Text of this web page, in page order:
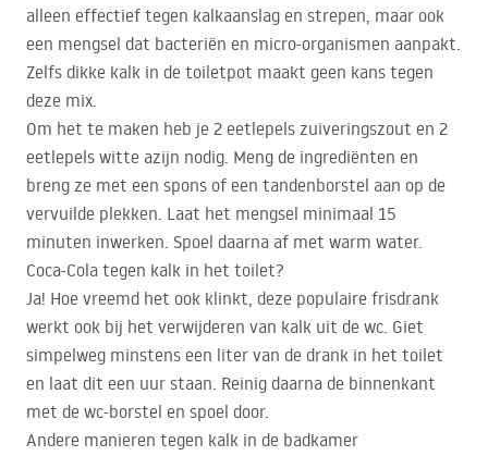
alleen effectief tegen kalkaanslag en strepen, maar ook
een mengsel dat bacteriën en micro-organismen aanpakt.
Zelfs dikke kalk in de toiletpot maakt geen kans tegen
deze mix.
Om het te maken heb je 2 eetlepels zuiveringszout en 2
eetlepels witte azijn nodig. Meng de ingrediënten en
breng ze met een spons of een tandenborstel aan op de
vervuilde plekken. Laat het mengsel minimaal 15
minuten inwerken. Spoel daarna af met warm water.
Coca-Cola tegen kalk in het toilet?
Ja! Hoe vreemd het ook klinkt, deze populaire frisdrank
werkt ook bij het verwijderen van kalk uit de wc. Giet
simpelweg minstens een liter van de drank in het toilet
en laat dit een uur staan. Reinig daarna de binnenkant
met de wc-borstel en spoel door.
Andere manieren tegen kalk in de badkamer